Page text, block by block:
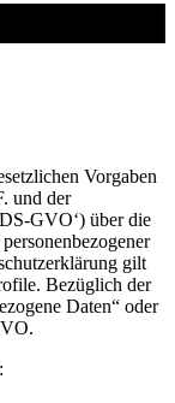
Vorgaben
und der
GVO‘) über die
gilt
Bezüglich der
Daten“ oder